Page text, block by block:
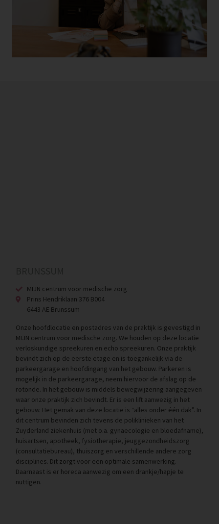
MIJN centrum voor medische zorg
Prins Hendriklaan 376 B004
6443 AE Brunssum
Onze hoofdlocatie en postadres van de praktijk is gevestigd in
MIJN centrum voor medische zorg. We houden op deze locatie
verloskundige spreekuren en echo spreekuren. Onze praktijk
bevindt zich op de eerste etage en is toegankelijk via de
parkeergarage en hoofdingang van het gebouw. Parkeren is
mogelijk in de parkeergarage, neem hiervoor de afslag op de
rotonde. In het gebouw is middels bewegwijzering aangegeven
waar onze praktijk zich bevindt. Er is een lift aanwezig in het
gebouw. Het gemak van deze locatie is “alles onder één dak”. In
dit centrum bevinden zich tevens de poliklinieken van het
Zuyderland ziekenhuis (met o.a. gynaecologie en bloedafname),
huisartsen, apotheek, fysiotherapie, jeuggezondheidszorg
(consultatiebureau), thuiszorg en verschillende andere zorg
disciplines. Dit zorgt voor een optimale samenwerking.
Daarnaast is er horeca aanwezig om een drankje/hapje te
nuttigen.